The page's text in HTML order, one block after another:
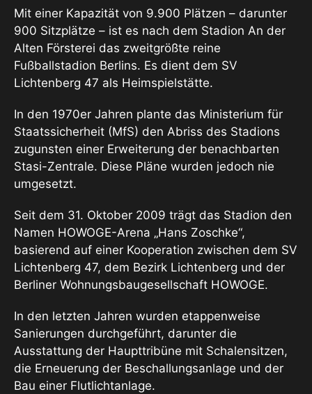
Mit einer Kapazität von 9.900 Plätzen – darunter
900 Sitzplätze – ist es nach dem Stadion An der
Alten Försterei das zweitgrößte reine
Fußballstadion Berlins. Es dient dem SV
Lichtenberg 47 als Heimspielstätte.
In den 1970er Jahren plante das Ministerium für
Staatssicherheit (MfS) den Abriss des Stadions
zugunsten einer Erweiterung der benachbarten
Stasi-Zentrale. Diese Pläne wurden jedoch nie
umgesetzt.
Seit dem 31. Oktober 2009 trägt das Stadion den
Namen HOWOGE-Arena „Hans Zoschke“,
basierend auf einer Kooperation zwischen dem SV
Lichtenberg 47, dem Bezirk Lichtenberg und der
Berliner Wohnungsbaugesellschaft HOWOGE.
In den letzten Jahren wurden etappenweise
Sanierungen durchgeführt, darunter die
Ausstattung der Haupttribüne mit Schalensitzen,
die Erneuerung der Beschallungsanlage und der
Bau einer Flutlichtanlage.